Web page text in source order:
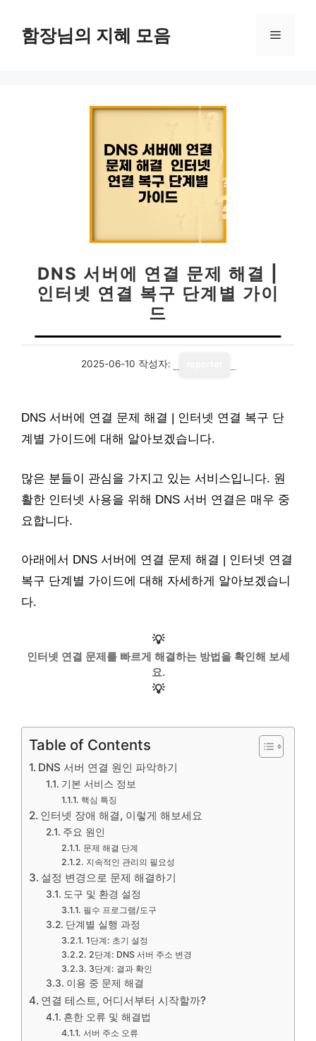
함장님의 지혜 모음 메
DNS 서버에 연결 문제 해결 |
인터넷 연결 복구 단계별 가이
드
2025-06-10 작성자:
DNS 서버에 연결 문제 해결 | 인터넷 연결 복구 단
계별 가이드에 대해 알아보겠습니다.
많은 분들이 관심을 가지고 있는 서비스입니다. 원
활한 인터넷 사용을 위해 DNS 서버 연결은 매우 중
요합니다.
아래에서 DNS 서버에 연결 문제 해결 | 인터넷 연결
복구 단계별 가이드에 대해 자세하게 알아보겠습니
다.
💡
인터넷 연결 문제를 빠르게 해결하는 방법을 확인해 보세
요.
💡
Table of Contents
DNS 서버 연결 원인 파악하기
기본 서비스 정보
핵심 특징
인터넷 장애 해결, 이렇게 해보세요
주요 원인
문제 해결 단계
지속적인 관리의 필요성
설정 변경으로 문제 해결하기
도구 및 환경 설정
필수 프로그램/도구
단계별 실행 과정
1단계: 초기 설정
2단계: DNS 서버 주소 변경
3단계: 결과 확인
이용 중 문제 해결
연결 테스트, 어디서부터 시작할까?
흔한 오류 및 해결법
서버 주소 오류